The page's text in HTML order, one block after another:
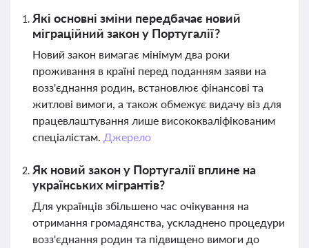
Які основні зміни передбачає новий
міграційний закон у Португалії?
Новий закон вимагає мінімум два роки
проживання в країні перед поданням заяви на
возз'єднання родин, встановлює фінансові та
житлові вимоги, а також обмежує видачу віз для
працевлаштування лише висококваліфікованим
спеціалістам. Джерело
Як новий закон у Португалії вплине на
українських мігрантів?
Для українців збільшено час очікування на
отримання громадянства, ускладнено процедури
возз'єднання родин та підвищено вимоги до